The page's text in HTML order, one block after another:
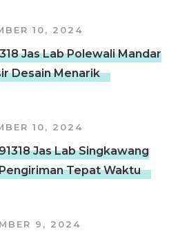
10, 2024
Jas Lab Polewali Mandar
Desain Menarik
10, 2024
Jas Lab Singkawang
Tepat Waktu
9, 2024